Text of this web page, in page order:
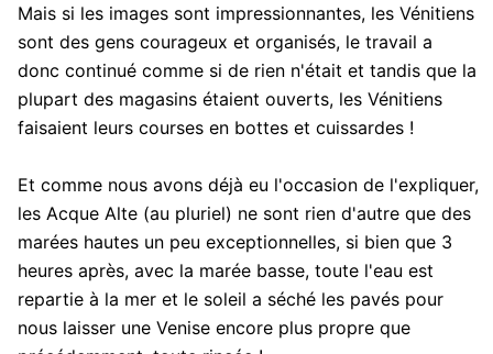
Mais si les images sont impressionnantes, les Vénitiens
sont des gens courageux et organisés, le travail a
donc continué comme si de rien n'était et tandis que la
plupart des magasins étaient ouverts, les Vénitiens
faisaient leurs courses en bottes et cuissardes !
Et comme nous avons déjà eu l'occasion de l'expliquer,
les Acque Alte (au pluriel) ne sont rien d'autre que des
marées hautes un peu exceptionnelles, si bien que 3
heures après, avec la marée basse, toute l'eau est
repartie à la mer et le soleil a séché les pavés pour
nous laisser une Venise encore plus propre que